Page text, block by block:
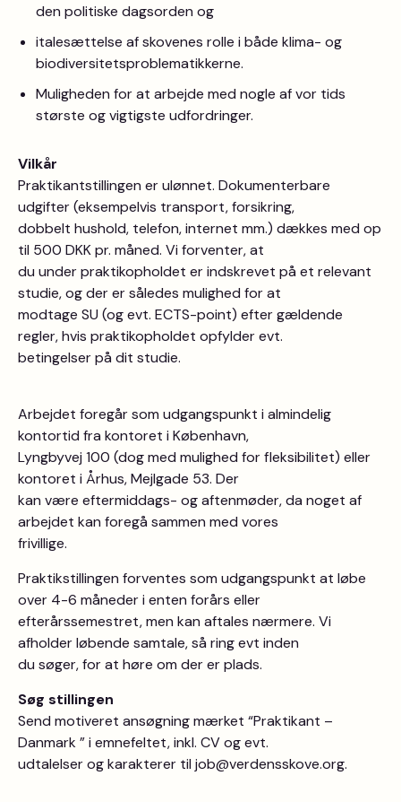
den politiske dagsorden og
italesættelse af skovenes rolle i både klima- og
biodiversitetsproblematikkerne.
Muligheden for at arbejde med nogle af vor tids
største og vigtigste udfordringer.
Vilkår
Praktikantstillingen er ulønnet. Dokumenterbare
udgifter (eksempelvis transport, forsikring,
dobbelt hushold, telefon, internet mm.) dækkes med op
til 500 DKK pr. måned. Vi forventer, at
du under praktikopholdet er indskrevet på et relevant
studie, og der er således mulighed for at
modtage SU (og evt. ECTS-point) efter gældende
regler, hvis praktikopholdet opfylder evt.
betingelser på dit studie.
Arbejdet foregår som udgangspunkt i almindelig
kontortid fra kontoret i København,
Lyngbyvej 100 (dog med mulighed for fleksibilitet) eller
kontoret i Århus, Mejlgade 53. Der
kan være eftermiddags- og aftenmøder, da noget af
arbejdet kan foregå sammen med vores
frivillige.
Praktikstillingen forventes som udgangspunkt at løbe
over 4-6 måneder i enten forårs eller
efterårssemestret, men kan aftales nærmere. Vi
afholder løbende samtale, så ring evt inden
du søger, for at høre om der er plads.
Søg stillingen
Send motiveret ansøgning mærket “Praktikant –
Danmark ” i emnefeltet, inkl. CV og evt.
udtalelser og karakterer til job@verdensskove.org.